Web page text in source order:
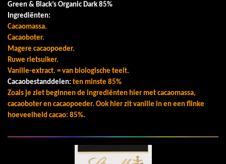
Green & Black’s Organic Dark 85%
Ingrediënten:
Cacaomassa.
Cacaoboter.
Magere cacaopoeder.
Ruwe rietsuiker.
Vanille-extract. = van biologische teelt.
Cacaobestanddelen: ten minste 85%
Zoals je ziet beginnen de ingrediënten hier met cacaomassa,
cacaoboter en cacaopoeder. Ook hier zit vanille in en een flinke
hoeveelheid cacao: 85%.